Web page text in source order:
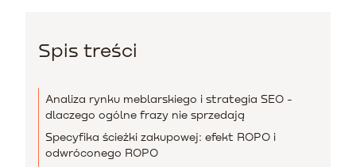
Spis treści
Analiza rynku meblarskiego i strategia SEO -
dlaczego ogólne frazy nie sprzedają
Specyfika ścieżki zakupowej: efekt ROPO i
odwróconego ROPO